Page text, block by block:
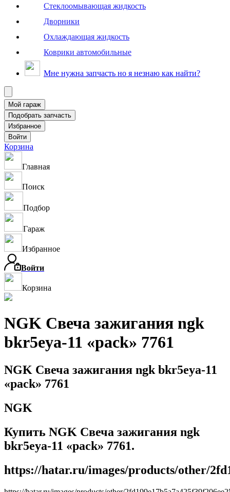
Стеклоомывающая жидкость
Дворники
Охлаждающая жидкость
Коврики автомобильные
Мне нужна запчасть но я незнаю как найти?
Корзина
Главная
Поиск
Подбор
Гараж
Избранное
Войти
Корзина
NGK Свеча зажигания ngk
bkr5eya-11 «pack» 7761
NGK Свеча зажигания ngk bkr5eya-11
«pack» 7761
NGK
Купить NGK Свеча зажигания ngk
bkr5eya-11 «pack» 7761.
https://hatar.ru/images/products/other/